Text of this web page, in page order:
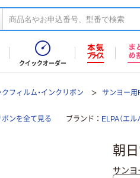
クイックオーダー
クフィルム・インクリボン サンヨー用
ンを全て見る ブランド ELPA（エル
朝
サン